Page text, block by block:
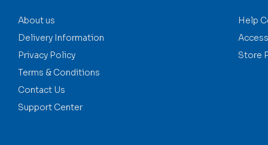
About us
Delivery Information
Privacy Policy
Terms & Conditions
Contact Us
Support Center
Help
Store